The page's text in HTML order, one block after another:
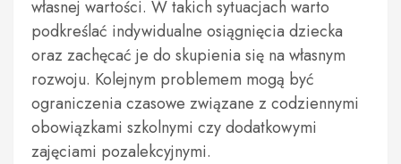
własnej wartości. W takich sytuacjach warto
podkreślać indywidualne osiągnięcia dziecka
oraz zachęcać je do skupienia się na własnym
rozwoju. Kolejnym problemem mogą być
ograniczenia czasowe związane z codziennymi
obowiązkami szkolnymi czy dodatkowymi
zajęciami pozalekcyjnymi.